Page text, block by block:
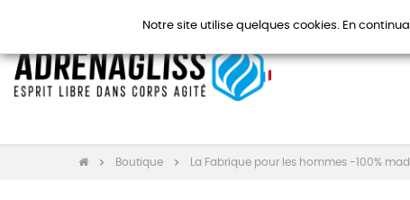
Boutique La Fabrique pour les hommes -100%
Notre site utilise quelques cookies. En